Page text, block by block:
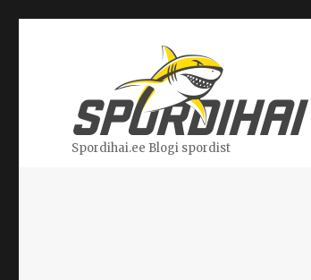
Spordihai.ee Blogi spordist